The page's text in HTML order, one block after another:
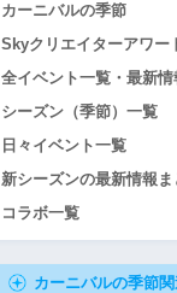
カーニバルの季節
Skyクリエイターアワー
全イベント一覧・最新情
シーズン（季節）一覧
日々イベント一覧
新シーズンの最新情報ま
コラボ一覧
カーニバルの季節